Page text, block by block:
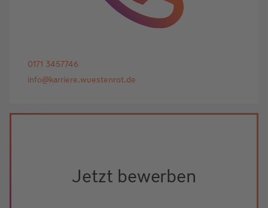
0171 3457746
info@karriere.wuestenrot.de
Jetzt bewerben